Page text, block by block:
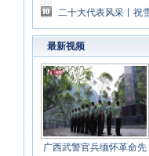
二十大代表风采丨祝
幸福路上掉队
最新视频
广西武警官兵缅怀革命先